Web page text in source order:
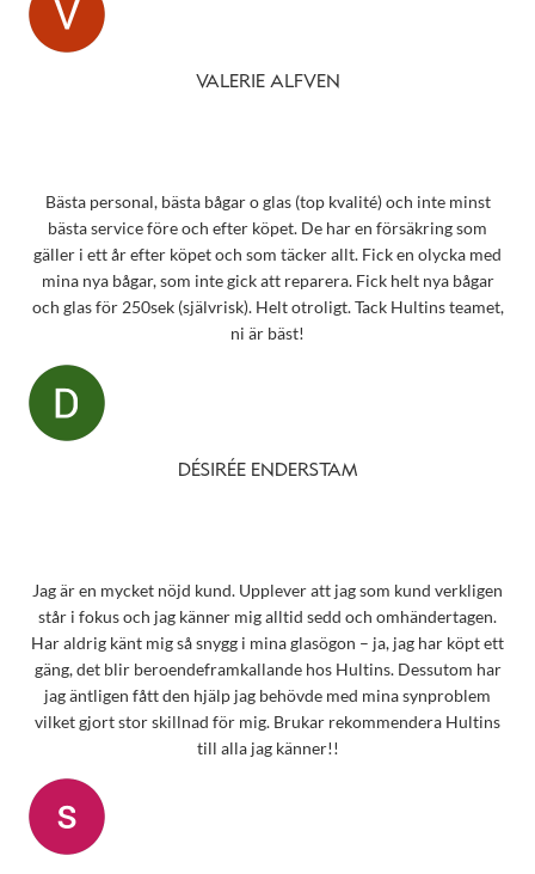
VALERIE ALFVEN
Bästa personal, bästa bågar o glas (top kvalité) och inte minst
bästa service före och efter köpet. De har en försäkring som
gäller i ett år efter köpet och som täcker allt. Fick en olycka med
mina nya bågar, som inte gick att reparera. Fick helt nya bågar
och glas för 250sek (självrisk). Helt otroligt. Tack Hultins teamet,
ni är bäst!
DÉSIRÉE ENDERSTAM
Jag är en mycket nöjd kund. Upplever att jag som kund verkligen
står i fokus och jag känner mig alltid sedd och omhändertagen.
Har aldrig känt mig så snygg i mina glasögon – ja, jag har köpt ett
gäng, det blir beroendeframkallande hos Hultins. Dessutom har
jag äntligen fått den hjälp jag behövde med mina synproblem
vilket gjort stor skillnad för mig. Brukar rekommendera Hultins
till alla jag känner!!